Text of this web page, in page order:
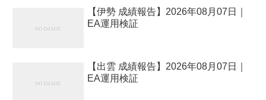
【伊勢 成績報告】2026年08月07日｜
EA運用検証
【出雲 成績報告】2026年08月07日｜
EA運用検証